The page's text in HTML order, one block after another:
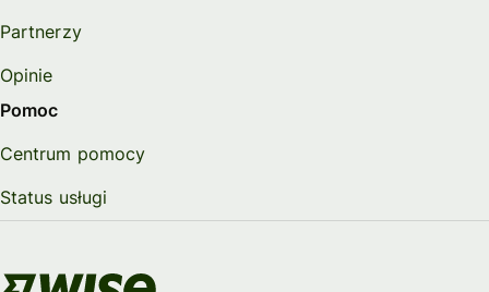
Partnerzy
Opinie
Pomoc
Centrum pomocy
Status usługi